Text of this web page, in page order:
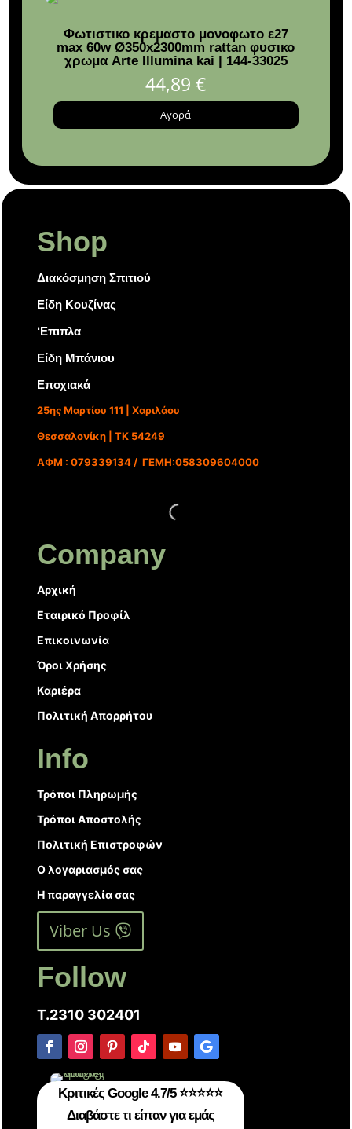
Φωτιστικο κρεμαστο μονοφωτο ε27
max 60w Ø350x2300mm rattan φυσικο
χρωμα Arte Illumina kai | 144-33025
44,89 €
Αγορά
Shop
Διακόσμηση Σπιτιού
Είδη Κουζίνας
‘Επιπλα
Είδη Μπάνιου
Εποχιακά
25ης Μαρτίου 111 | Χαριλάου
Θεσσαλονίκη | ΤΚ 54249
ΑΦΜ : 079339134 / ΓΕΜΗ:058309604000
Company
Αρχική
Εταιρικό Προφίλ
Επικοινωνία
Όροι Χρήσης
Καριέρα
Πολιτική Απορρήτου
Info
Τρόποι Πληρωμής
Τρόποι Αποστολής
Πολιτική Επιστροφών
Ο λογαριασμός σας
Η παραγγελία σας
Viber Us
Follow
T.2310 302401
Κριτικές Google 4.7/5 ⭐⭐⭐⭐⭐
Διαβάστε τι είπαν για εμάς